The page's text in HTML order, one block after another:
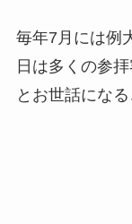
毎年7月には例
日は多くの参
とお世話にな